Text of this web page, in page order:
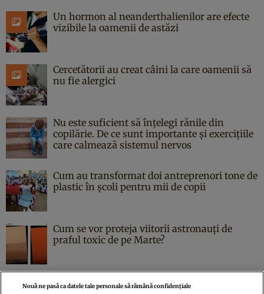
Un hormon al neanderthalienilor are efecte
vizibile la oamenii de astăzi
Cercetătorii au creat câini la care oamenii să
nu fie alergici
Nu este suficient să înțelegi rănile din
copilărie. De ce sunt importante și exercițiile
care calmează sistemul nervos
Cum au transformat doi antreprenori tone de
plastic în școli pentru mii de copii
Cum se vor proteja viitorii astronauți de
praful toxic de pe Marte?
Nouă ne pasă ca datele tale personale să rămână confidențiale